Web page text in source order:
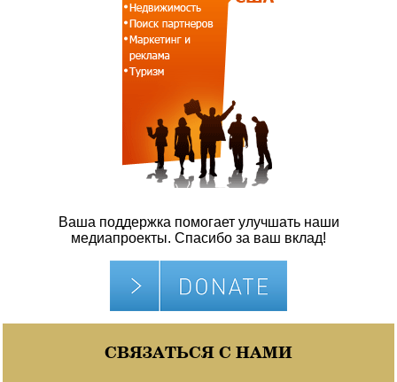
Ваша поддержка помогает улучшать наши
медиапроекты. Спасибо за ваш вклад!
СВЯЗАТЬСЯ С НАМИ